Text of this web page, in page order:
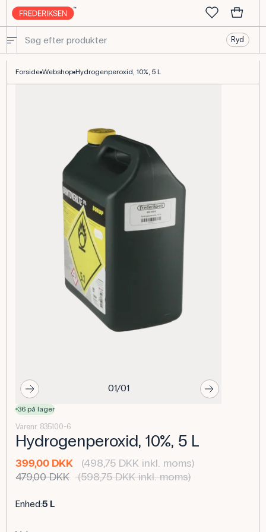
Ryd
Forside Webshop Hydrogenperoxid, 10%, 5 L
01/01
36 på lager
Varenr. 835100-6
Hydrogenperoxid, 10%, 5 L
399,00 DKK
(498,75 DKK inkl. moms)
479,00 DKK (598,75 DKK inkl. moms)
Enhed:5 L